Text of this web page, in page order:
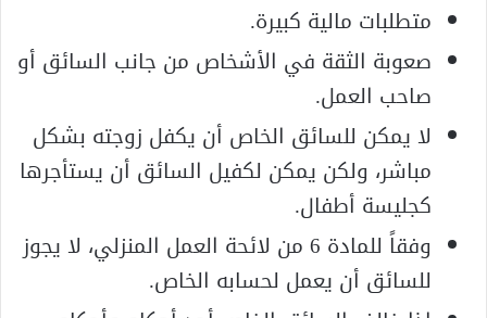
متطلبات مالية كبيرة.
صعوبة الثقة في الأشخاص من جانب السائق أو
صاحب العمل.
لا يمكن للسائق الخاص أن يكفل زوجته بشكل
مباشر، ولكن يمكن لكفيل السائق أن يستأجرها
كجليسة أطفال.
وفقاً للمادة 6 من لائحة العمل المنزلي، لا يجوز
للسائق أن يعمل لحسابه الخاص.